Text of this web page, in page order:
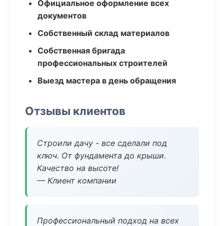
Официальное оформление всех
документов
Собственный склад материалов
Собственная бригада
профессиональных строителей
Выезд мастера в день обращения
Отзывы клиентов
Строили дачу - все сделали под
ключ. От фундамента до крыши.
Качество на высоте!
— Клиент компании
Профессиональный подход на всех